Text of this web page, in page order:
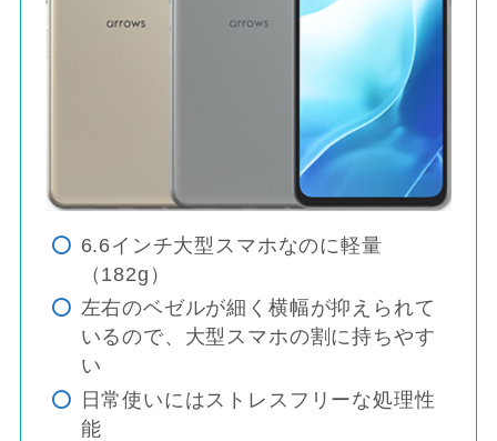
6.6インチ大型スマホなのに軽量
（182g）
左右のベゼルが細く横幅が抑えられて
いるので、大型スマホの割に持ちやす
い
日常使いにはストレスフリーな処理性
能